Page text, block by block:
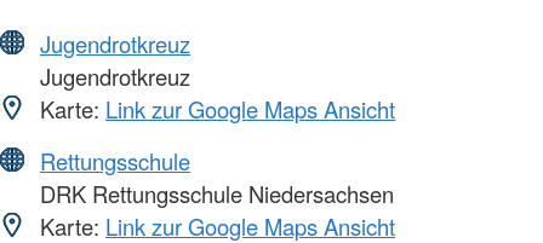
Jugendrotkreuz
Jugendrotkreuz
Karte: Link zur Google Maps Ansicht
Rettungsschule
DRK Rettungsschule Niedersachsen
Karte: Link zur Google Maps Ansicht